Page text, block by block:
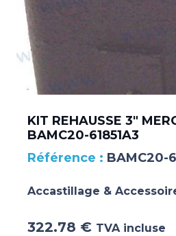
KIT REHAUSSE 3″
BAMC20-61851A3
BAMC20-
Accastillage &
322.78 € TVA incluse